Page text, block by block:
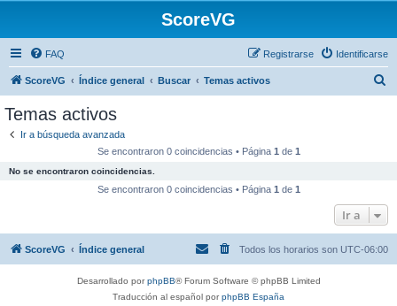
ScoreVG
FAQ Identificarse
Registrarse
ScoreVG Índice general Buscar Temas activos
Temas activos
Ir a búsqueda avanzada
Se encontraron 0 coincidencias • Página 1 de 1
No se encontraron coincidencias.
Se encontraron 0 coincidencias • Página 1 de 1
Ir a
ScoreVG Índice general Todos los horarios son UTC-06:00
Desarrollado porphpBB® Forum Software © phpBB Limited
Traducción al español porphpBB España